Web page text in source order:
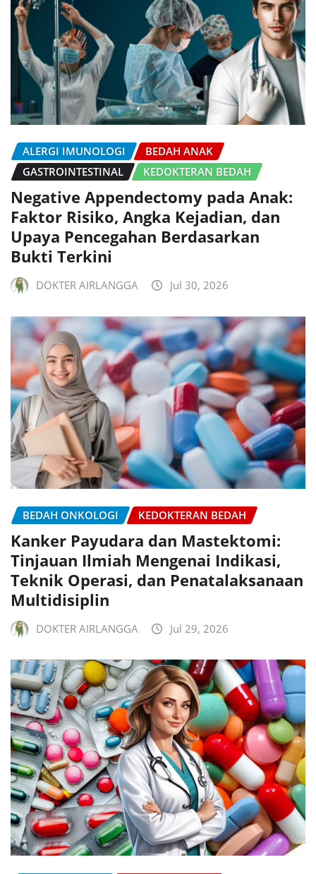
ALERGI IMUNOLOGI
BEDAH ANAK
GASTROINTESTINAL
KEDOKTERAN BEDAH
Negative Appendectomy pada Anak:
Faktor Risiko, Angka Kejadian, dan
Upaya Pencegahan Berdasarkan
Bukti Terkini
DOKTER AIRLANGGA Jul 30, 2026
BEDAH ONKOLOGI KEDOKTERAN BEDAH
Kanker Payudara dan Mastektomi:
Tinjauan Ilmiah Mengenai Indikasi,
Teknik Operasi, dan Penatalaksanaan
Multidisiplin
DOKTER AIRLANGGA Jul 29, 2026